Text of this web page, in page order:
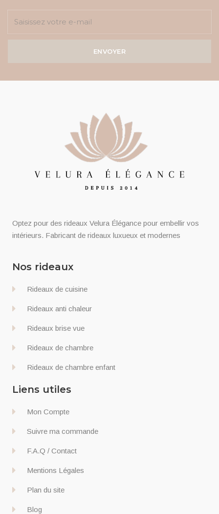
ENVOYER
Optez pour des rideaux Velura Élégance pour embellir vos
intérieurs. Fabricant de rideaux luxueux et modernes
Nos rideaux
Rideaux de cuisine
Rideaux anti chaleur
Rideaux brise vue
Rideaux de chambre
Rideaux de chambre enfant
Liens utiles
Mon Compte
Suivre ma commande
F.A.Q / Contact
Mentions Légales
Plan du site
Blog